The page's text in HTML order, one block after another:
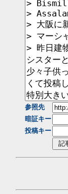
参照先
暗証キー
投稿キー